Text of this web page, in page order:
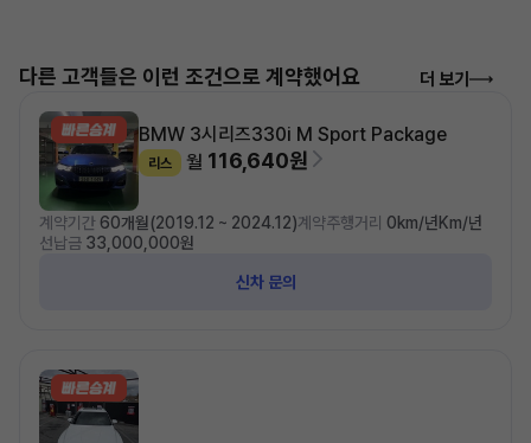
다른 고객들은 이런 조건으로 계약했어요 더 보기
BMW 3시리즈330i M Sport Package
리스 월 116,640원
계약기간 60개월(2019.12 ~ 2024.12)계약주행거리 0km/년Km/년
선납금 33,000,000원
신차 문의